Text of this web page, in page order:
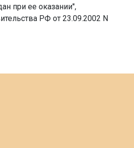
при ее оказании",
РФ от 23.09.2002 N